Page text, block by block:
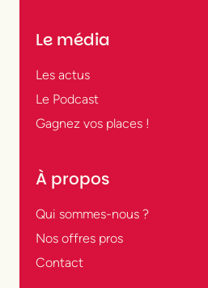
Le média
Les actus
Le Podcast
Gagnez vos places !
À propos
Qui sommes-nous ?
Nos offres pros
Contact